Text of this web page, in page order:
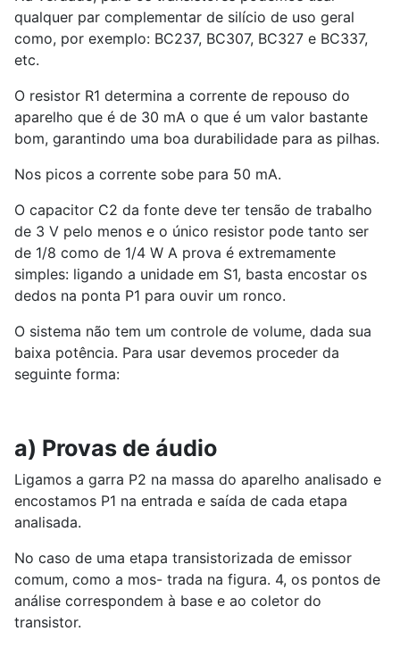
qualquer par complementar de silício de uso geral
como, por exemplo: BC237, BC307, BC327 e BC337,
etc.
O resistor R1 determina a corrente de repouso do
aparelho que é de 30 mA o que é um valor bastante
bom, garantindo uma boa durabilidade para as pilhas.
Nos picos a corrente sobe para 50 mA.
O capacitor C2 da fonte deve ter tensão de trabalho
de 3 V pelo menos e o único resistor pode tanto ser
de 1/8 como de 1/4 W A prova é extremamente
simples: ligando a unidade em S1, basta encostar os
dedos na ponta P1 para ouvir um ronco.
O sistema não tem um controle de volume, dada sua
baixa potência. Para usar devemos proceder da
seguinte forma:
a) Provas de áudio
Ligamos a garra P2 na massa do aparelho analisado e
encostamos P1 na entrada e saída de cada etapa
analisada.
No caso de uma etapa transistorizada de emissor
comum, como a mos- trada na figura. 4, os pontos de
análise correspondem à base e ao coletor do
transistor.